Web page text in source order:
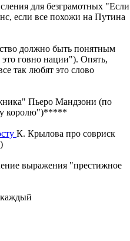
для безграмотных "Если
если все похожи на Путина
должно быть понятным
говно нации"). Опять,
так любят это слово
Пьеро Мандзони (по
королю")*****
К. Крылова про совриск
выражения "престижное